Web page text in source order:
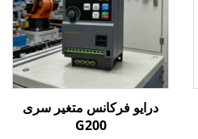
درایو فرکانس متغیر سری
G200